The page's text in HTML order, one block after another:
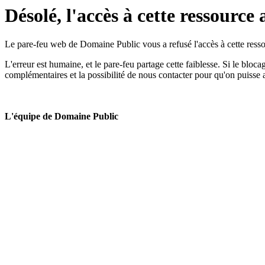
Désolé, l'accès à cette ressource
Le pare-feu web de Domaine Public vous a refusé l'accès à cette
L'erreur est humaine, et le pare-feu partage cette faiblesse. Si le
complémentaires et la possibilité de nous contacter pour qu'on puisse
L'équipe de Domaine Public